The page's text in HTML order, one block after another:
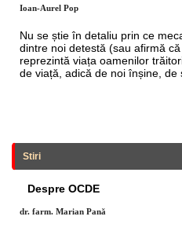
Ioan-Aurel Pop
Nu se știe în detaliu prin ce
dintre noi detestă (sau afirmă
reprezintă viața oamenilor
de viață, adică de noi înșine, de
Stiri
Despre OCDE
dr. farm. Marian Pană